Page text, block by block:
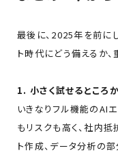
最後に、2025年を前に
ト時代にどう備えるか
1. 小さく試せるところ
いきなりフル機能のAI
もリスクも高く、社内
ト作成、データ分析の